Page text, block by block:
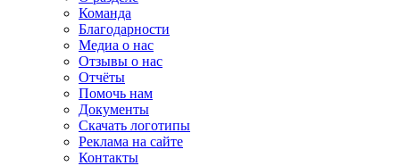
Команда
Благодарности
Медиа о нас
Отзывы о нас
Отчёты
Помочь нам
Документы
Скачать логотипы
Реклама на сайте
Контакты